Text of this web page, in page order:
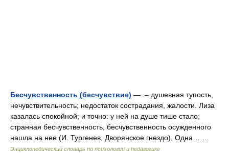
Бесчувственность (бесчувствие) — – душевная тупость,
нечувствительность; недостаток сострадания, жалости. Лиза
казалась спокойной; и точно: у ней на душе тише стало;
странная бесчувственность, бесчувственность осужденного
нашла на нее (И. Тургенев, Дворянское гнездо). Одна… …
Энциклопедический словарь по психологии и педагогике